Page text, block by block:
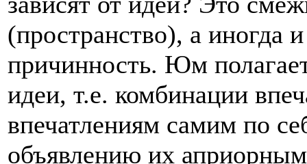
(пространство), а иногда
причинность. Юм
идеи, т.е. комбинации
впечатлениям самим по
объявлению их